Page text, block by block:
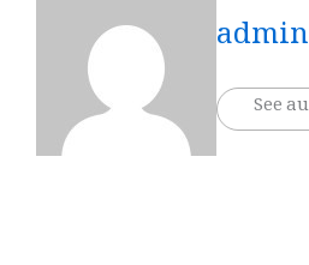
admin
See